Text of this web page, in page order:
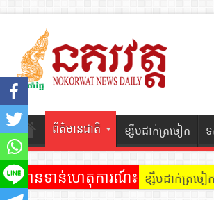
ព័ត៌មានជាតិ ខ្សឹបដាក់ត្រចៀក
ព័ត៌មានទាន់ហេតុការណ៍៖ ខ្សឹបដាក់ត្រច